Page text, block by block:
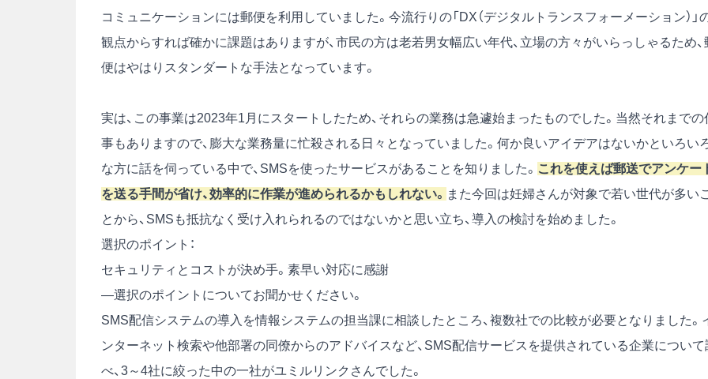
コミュニケーションには郵便を利用していました。今流行りの「DX（デジタルトランスフォーメーション）」
観点からすれば確かに課題はありますが、市民の方は老若男女幅広い年代、立場の方々がいらっしゃるため、
便はやはりスタンダートな手法となっています。
実は、この事業は2023年1月にスタートしたため、それらの業務は急遽始まったものでした。当然それまでの
事もありますので、膨大な業務量に忙殺される日々となっていました。何か良いアイデアはないかといろい
な方に話を伺っている中で、SMSを使ったサービスがあることを知りました。 これを使えば郵送でアンケー
を送る手間が省け、効率的に作業が進められるかもしれない。 また今回は妊婦さんが対象で若い世代が多いこ
とから、SMSも抵抗なく受け入れられるのではないかと思い立ち、導入の検討を始めました。
選択のポイント：
セキュリティとコストが決め手。素早い対応に感謝
―選択のポイントについてお聞かせください。
SMS配信システムの導入を情報システムの担当課に相談したところ、複数社での比較が必要となりました。
ンターネット検索や他部署の同僚からのアドバイスなど、SMS配信サービスを提供されている企業について
べ、3～4社に絞った中の一社がユミルリンクさんでした。